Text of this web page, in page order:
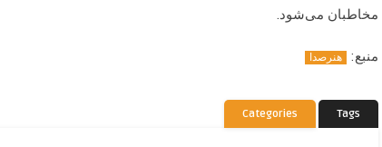
مخاطبان می‌شود.
منبع: هنرصدا
Categories Tags